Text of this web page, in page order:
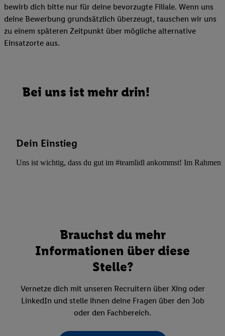
bewirb dich bitte nur für deine bevorzugte Filiale. Wenn uns
deine Bewerbung grundsätzlich überzeugt, tauschen wir uns
zu einem späteren Zeitpunkt über mögliche alternative
Einsatzorte aus.
Bei uns ist mehr drin!
Dein Einstieg
Uns ist wichtig, dass du gut im #teamlidl ankommst! Im Rahmen
Brauchst du mehr
Informationen über diese
Stelle?
Vernetze dich mit unseren Recruitern über Xing oder
LinkedIn und stelle ihnen deine Fragen über den Job
oder den Fachbereich.